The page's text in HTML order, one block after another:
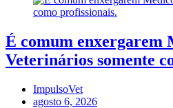
É comum enxergarem
Veterinários somente
ImpulsoVet
agosto 6, 2026